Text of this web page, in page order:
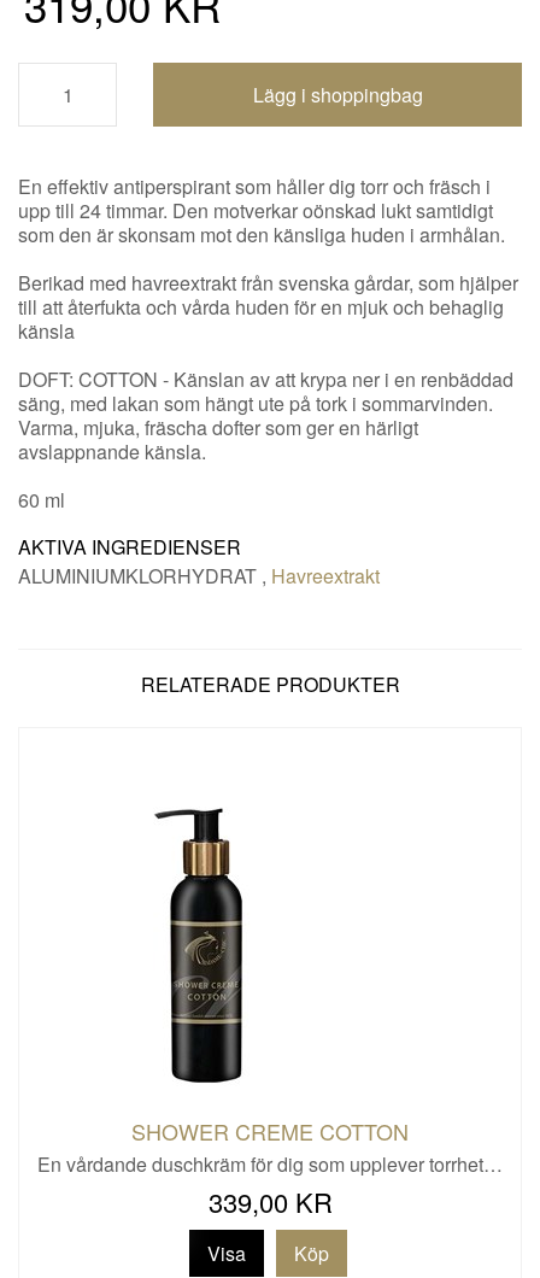
Shoppingbagen uppdaterad
En effektiv antiperspirant som håller dig torr och fräsch i
upp till 24 timmar. Den motverkar oönskad lukt samtidigt
som den är skonsam mot den känsliga huden i armhålan.
Berikad med havreextrakt från svenska gårdar, som hjälper
till att återfukta och vårda huden för en mjuk och behaglig
känsla
DOFT: COTTON - Känslan av att krypa ner i en renbäddad
säng, med lakan som hängt ute på tork i sommarvinden.
Varma, mjuka, fräscha dofter som ger en härligt
avslappnande känsla.
60 ml
AKTIVA INGREDIENSER
ALUMINIUMKLORHYDRAT , Havreextrakt
RELATERADE PRODUKTER
SHOWER CREME COTTON
En vårdande duschkräm för dig som upplever torrhet…
339,00 KR
Visa